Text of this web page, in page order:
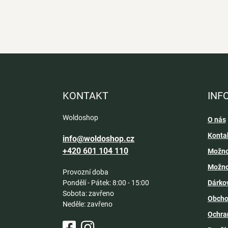
KONTAKT
Woldoshop
info@woldoshop.cz
+420 601 104 110
Provozní doba
Pondělí - Pátek: 8:00 - 15:00
Sobota: zavřeno
Neděle: zavřeno
O nás